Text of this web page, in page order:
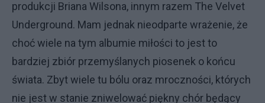
produkcji Briana Wilsona, innym razem The Velvet
Underground. Mam jednak nieodparte wrażenie, że
choć wiele na tym albumie miłości to jest to
bardziej zbiór przemyślanych piosenek o końcu
świata. Zbyt wiele tu bólu oraz mroczności, których
nie jest w stanie zniwelować piękny chór będący